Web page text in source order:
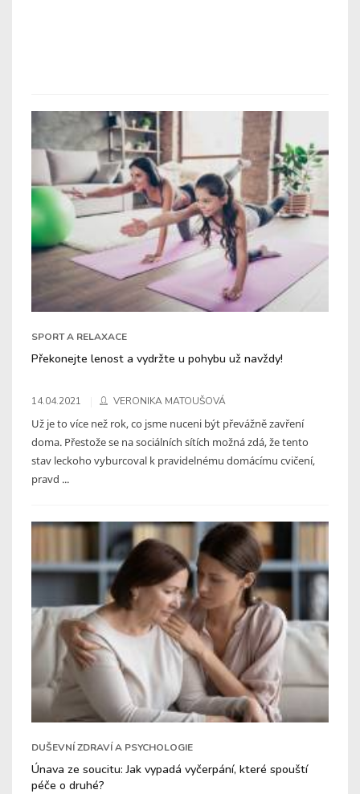
SPORT A RELAXACE
Překonejte lenost a vydržte u pohybu už navždy!
14.04.2021 VERONIKA MATOUŠOVÁ
Už je to více než rok, co jsme nuceni být převážně zavření
doma. Přestože se na sociálních sítích možná zdá, že tento
stav leckoho vyburcoval k pravidelnému domácímu cvičení,
pravd ...
DUŠEVNÍ ZDRAVÍ A PSYCHOLOGIE
Únava ze soucitu: Jak vypadá vyčerpání, které spouští
péče o druhé?